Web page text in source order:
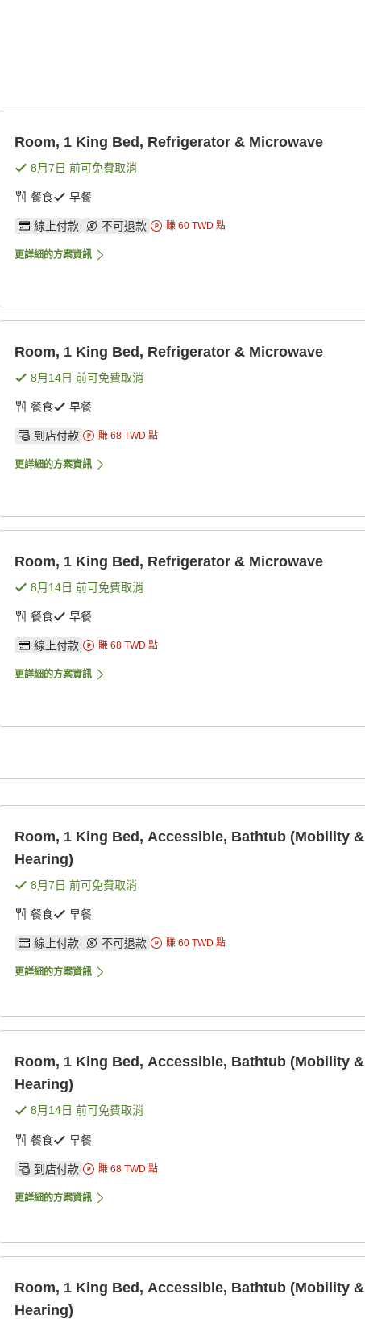
Room, 1 King Bed, Refrigerator & Microwave
8月7日 前可免費取消
餐食 早餐
線上付款 不可退款 賺 60 TWD 點
更詳細的方案資訊
Room, 1 King Bed, Refrigerator & Microwave
8月14日 前可免費取消
餐食 早餐
到店付款 賺 68 TWD 點
更詳細的方案資訊
Room, 1 King Bed, Refrigerator & Microwave
8月14日 前可免費取消
餐食 早餐
線上付款 賺 68 TWD 點
更詳細的方案資訊
Room, 1 King Bed, Accessible, Bathtub (Mobility &
Hearing)
8月7日 前可免費取消
餐食 早餐
線上付款 不可退款 賺 60 TWD 點
更詳細的方案資訊
Room, 1 King Bed, Accessible, Bathtub (Mobility &
Hearing)
8月14日 前可免費取消
餐食 早餐
到店付款 賺 68 TWD 點
更詳細的方案資訊
Room, 1 King Bed, Accessible, Bathtub (Mobility &
Hearing)